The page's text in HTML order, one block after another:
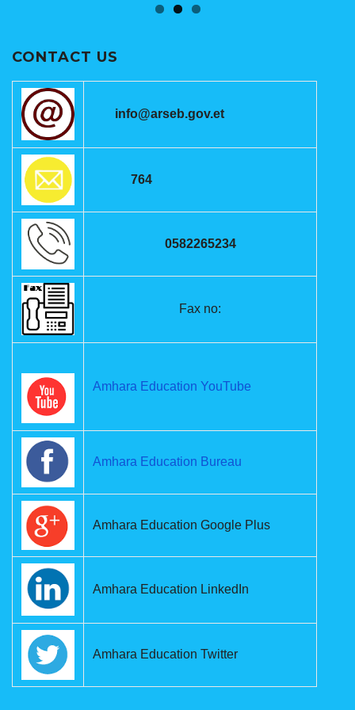
CONTACT US
info@arseb.gov.et
764
0582265234
Fax no:
Amhara Education YouTube
Amhara Education Bureau
Amhara Education Google Plus
Amhara Education LinkedIn
Amhara Education Twitter